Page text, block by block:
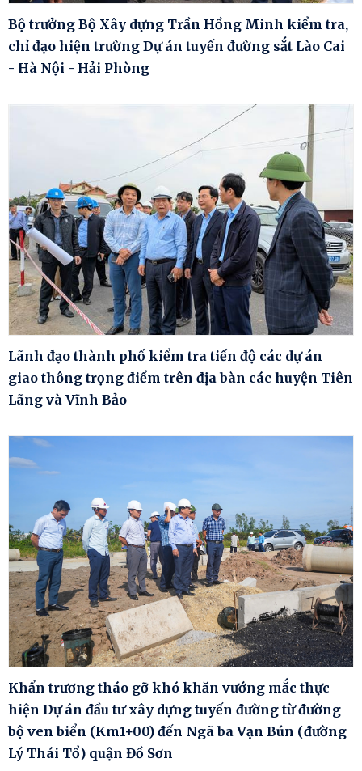
Bộ trưởng Bộ Xây dựng Trần Hồng Minh kiểm tra,
chỉ đạo hiện trường Dự án tuyến đường sắt Lào Cai
- Hà Nội - Hải Phòng
Lãnh đạo thành phố kiểm tra tiến độ các dự án
giao thông trọng điểm trên địa bàn các huyện Tiên
Lãng và Vĩnh Bảo
Khẩn trương tháo gỡ khó khăn vướng mắc thực
hiện Dự án đầu tư xây dựng tuyến đường từ đường
bộ ven biển (Km1+00) đến Ngã ba Vạn Bún (đường
Lý Thái Tổ) quận Đồ Sơn